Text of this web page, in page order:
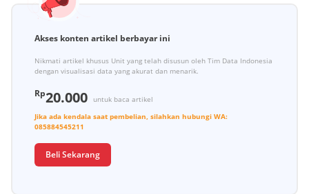
Akses konten artikel berbayar ini
Nikmati artikel khusus Unit yang telah disusun oleh Tim Data Indonesia
dengan visualisasi data yang akurat dan menarik.
Rp20.000
untuk baca artikel
Jika ada kendala saat pembelian, silahkan hubungi WA:
085884545211
Beli Sekarang